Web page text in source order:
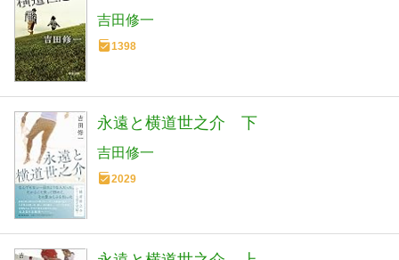
吉田修一
1398
永遠と横道世之介 下
吉田修一
2029